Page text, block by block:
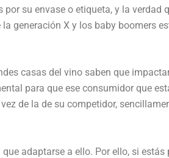
por su envase o etiqueta, y la verdad
generación X y los baby boomers
casas del vino saben que
para que ese consumidor que
de la de su competidor,
adaptarse a ello. Por ello, si estás